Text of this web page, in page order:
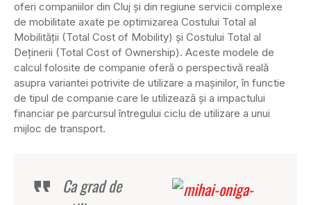
oferi companiilor din Cluj şi din regiune servicii complexe
de mobilitate axate pe optimizarea Costului Total al
Mobilităţii (Total Cost of Mobility) şi Costului Total al
Deţinerii (Total Cost of Ownership). Aceste modele de
calcul folosite de companie oferă o perspectivă reală
asupra variantei potrivite de utilizare a maşinilor, în functie
de tipul de companie care le utilizează şi a impactului
financiar pe parcursul întregului ciclu de utilizare a unui
mijloc de transport.
Ca grad de